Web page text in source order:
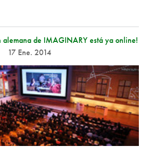
alemana de IMAGINARY está ya online!
17 Ene. 2014